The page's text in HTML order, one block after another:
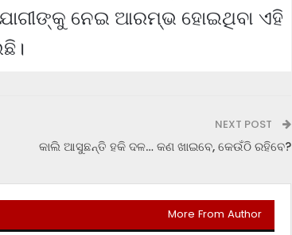
ନେଇ ଆରମ୍ଭ ହୋଇଥିବା ଏହି
NEXT POST
କାଲି ଆସୁଛନ୍ତି ହକି ଦଳ… କଣ ଖାଇବେ, କେଉଁଠି ରହିବେ?
More From Author